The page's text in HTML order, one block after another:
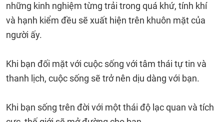
những kinh nghiệm từng trải trong quá khứ, tính khí
và hạnh kiểm đều sẽ xuất hiện trên khuôn mặt của
người ấy.
Khi bạn đối mặt với cuộc sống với tâm thái tự tin và
thanh lịch, cuộc sống sẽ trở nên dịu dàng với bạn.
Khi bạn sống trên đời với một thái độ lạc quan và tích